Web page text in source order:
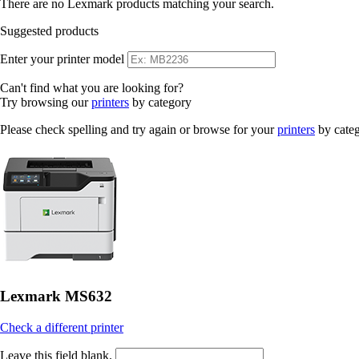
There are no Lexmark products matching your search.
Suggested products
Enter your printer model
Can't find what you are looking for?
Try browsing ourprinters by category
Please check spelling and try again or browse for yourprinters by
Lexmark MS632
Check a different printer
Leave this field blank.